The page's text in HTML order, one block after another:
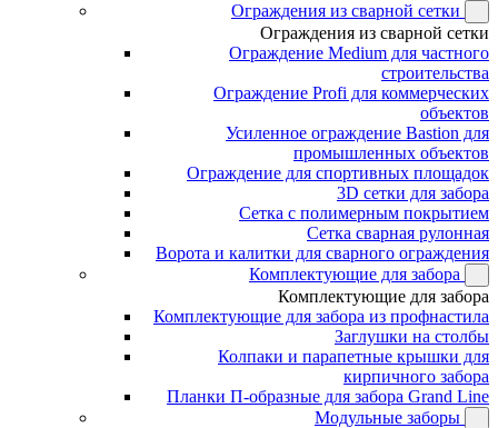
Ограждения из сварной сетки
Ограждения из сварной сетки
Ограждение Medium для частного
строительства
Ограждение Profi для коммерческих
объектов
Усиленное ограждение Bastion для
промышленных объектов
Ограждение для спортивных площадок
3D сетки для забора
Сетка с полимерным покрытием
Сетка сварная рулонная
Ворота и калитки для сварного ограждения
Комплектующие для забора
Комплектующие для забора
Комплектующие для забора из профнастила
Заглушки на столбы
Колпаки и парапетные крышки для
кирпичного забора
Планки П-образные для забора Grand Line
Модульные заборы